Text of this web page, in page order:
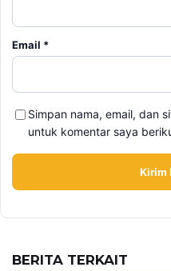
Email *
Simpan nama, email, dan
untuk komentar saya
BERITA TERKAIT